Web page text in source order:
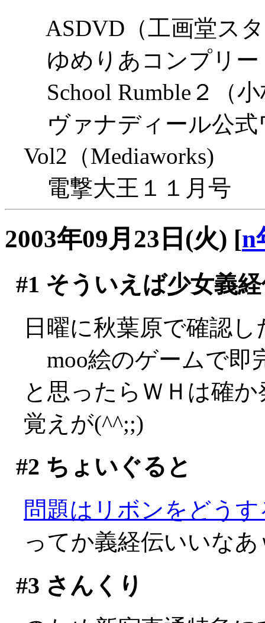
ASDVD（工画堂ス
ゆめりあコンプリー
School Rumble２（
ヴァナディール公式
Vol2（Mediaworks)
電撃大王１１月号
2003年09月23日(火) [n
#1 そういえば少女義
日曜に秋葉原で確認
moo絵のゲームで即
と思ったらＷＨは確
覚えが(^^;;)
#2 ちょいぐると
問題はリボンをどう
ってか義経伝いいなあ
#3 さんくり